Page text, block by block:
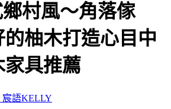
村風～角落傢
柚木打造心目中
家具推薦
宸語KELLY